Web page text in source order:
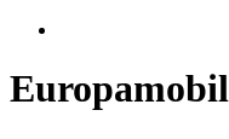
Europamobil